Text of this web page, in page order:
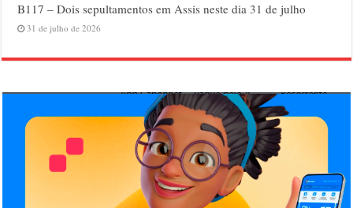
B117 – Dois sepultamentos em Assis neste dia 31 de julho
31 de julho de 2026